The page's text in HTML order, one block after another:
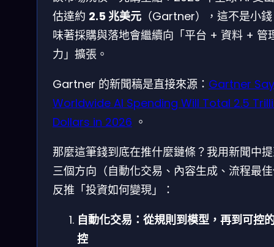
估達約 2.5 兆美元 （Gartner），這不是小
味著採購與落地會繼續向「平台 + 資料 + 管
力」擴張。
Gartner 的新聞稿是直接來源： Gartner
Worldwide AI Spending Will Total 2.5
Dollars in 2026 。
那麼這筆錢到底在推什麼鏈條？我用新聞中
三個方向（自動化交易、內容生成、流程最
反推「投資如何變現」：
自動化交易：從規則到模型，再到可控
控